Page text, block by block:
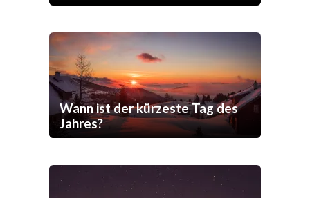
Wann ist der kürzeste Tag des
Jahres?